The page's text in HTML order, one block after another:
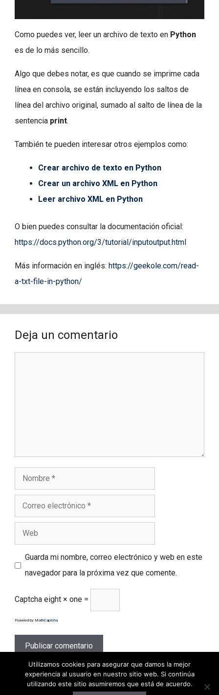
Como puedes ver, leer un archivo de texto en Python
es de lo más sencillo.
Algo que debes notar, es que cuando se imprime cada
línea en consola, se están incluyendo los saltos de
línea del archivo original, sumado al salto de línea de la
sentencia print.
También te pueden interesar otros ejemplos como:
Crear archivo de texto en Python
Crear un archivo XML en Python
Leer archivo XML en Python
O bien puedes consultar la documentación oficial:
https://docs.python.org/3/tutorial/inputoutput.html
Más información en inglés: https://geekole.com/read-
a-txt-file-in-python/
Deja un comentario
Nombre
Correo
electrónico
Web
Guarda mi nombre, correo electrónico y web en este
navegador para la próxima vez que comente.
Captcha eight × one =
Powered by MathCaptcha
Utilizamos cookies para asegurar que damos la mejor
experiencia al usuario en nuestro sitio web. Si continúa
utilizando este sitio asumiremos que está de acuerdo.